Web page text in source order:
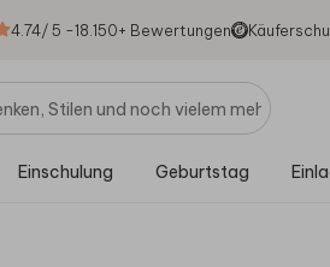
4.74/ 5 -18.150+ Bewertungen
Einschulung Geburtstag